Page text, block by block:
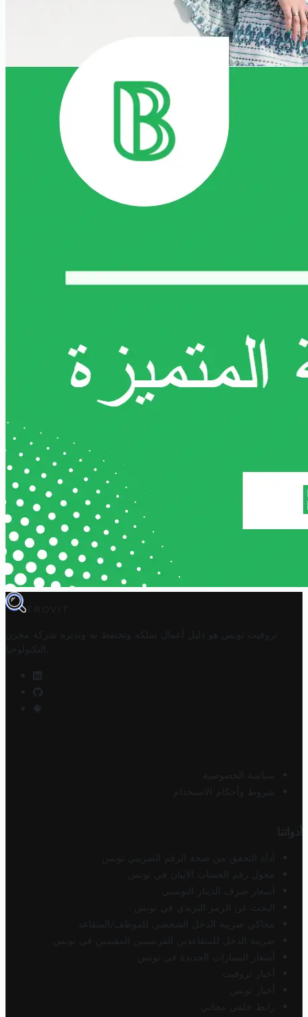
TROVIT
تروفيت تونس هو دليل أعمال تملكه وتحتفظ به وتديره
شركة مخزن
التكنولوجيا
سياسة الخصوصية
شروط وأحكام الاستخدام
أدواتنا
أداة التحقق من صحة الرقم الضريبي تونس
محول رقم الحساب الآيبان في تونس
أسعار صرف الدينار التونسي
البحث عن الرمز البريدي في تونس
محاكي ضريبة الدخل الشخصي للموظف/المتقاعد
ضريبة الدخل للمتقاعدين الفرنسيين المقيمين في تونس
أسعار السيارات الجديدة في تونس
أخبار تروفيت
أخبار تونس
رابط خلفي مجاني